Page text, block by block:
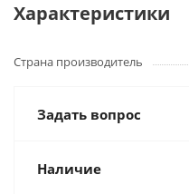
Характеристики
Страна производитель
Задать вопрос
Наличие